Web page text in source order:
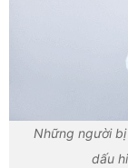
Những người
dấu